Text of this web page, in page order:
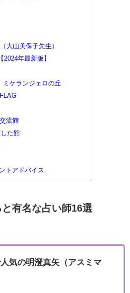
大山美保子先生）
年最新版】
ケランジェロの丘
流館
た館
トアドバイス
有名な占い師16選
気の明澄真矢（アスミマ